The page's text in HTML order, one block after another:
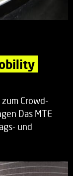
Crowd-
Das MTE
und